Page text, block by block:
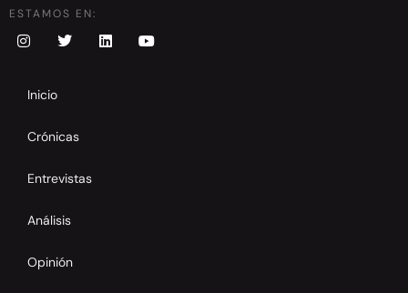
ESTAMOS EN:
Inicio
Crónicas
Entrevistas
Análisis
Opinión